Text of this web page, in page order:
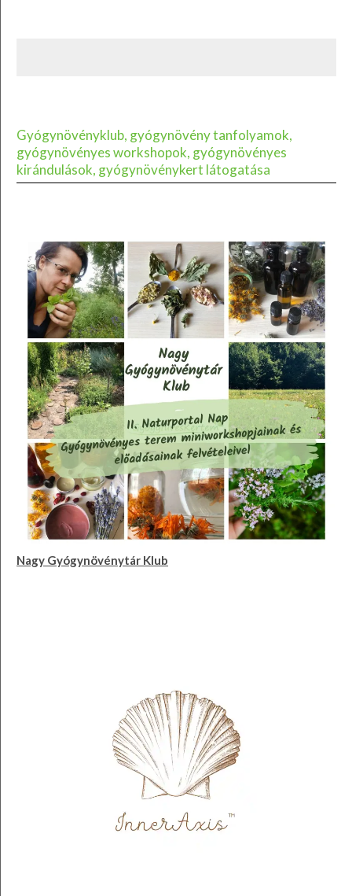
Gyógynövényklub, gyógynövény tanfolyamok,
gyógynövényes workshopok, gyógynövényes
kirándulások, gyógynövénykert látogatása
Nagy Gyógynövénytár Klub